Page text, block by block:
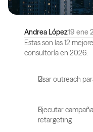
Andrea López19 ene
Estas son las 12
consultoría en 2026:
Usar outreach
Ejecutar
retargeting